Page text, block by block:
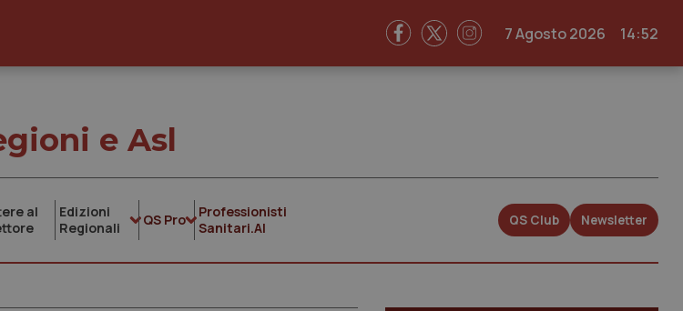
7 Agosto 2026 14:52
e Asl
al
Edizioni
Regionali
QS Pro
Professionisti
Sanitari.AI
QS Club Newsletter